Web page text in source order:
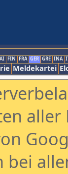
FIN FRA GER GRE INA
Meldekartei
aller
bei